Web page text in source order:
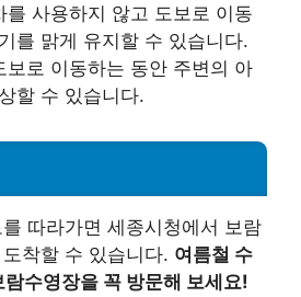
를 사용하지 않고 도보로 이동
를 맑게 유지할 수 있습니다.
보로 이동하는 동안 주변의 아
할 수 있습니다.
따라가면 세종시청에서 보람
착할 수 있습니다. 여름철 수
수영장을 꼭 방문해 보세요!